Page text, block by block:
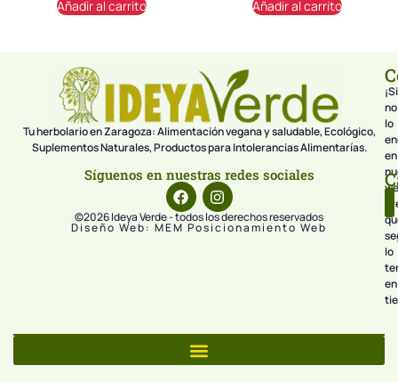
Añadir al carrito Añadir al carrito
Tu herbolario en Zaragoza: Alimentación vegana y saludable, Ecológico,
Suplementos Naturales, Productos para Intolerancias Alimentarías.
Síguenos en nuestras redes sociales
©2026 Ideya Verde - todos los derechos reservados
Diseño Web: MEM Posicionamiento Web
¡Si
no
lo
en
lo
en